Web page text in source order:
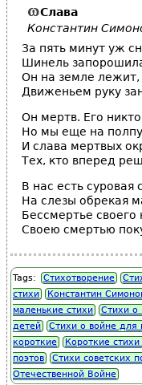
Слава
Константин
За пять минут уж
Шинель
Он на земле лежит,
Движеньем руку
Он мертв. Его
Но мы еще на
И слава мертвых
Тех, кто вперед
В нас есть суровая
На слезы обрекая
Бессмертье своего
Своею смертью
Tags: Стихотворение
стихи
Константин
маленькие стихи
Стихи о
детей
Стихи о войне для
короткие
Короткие
поэтов
Стихи советских
Отечественной Войне